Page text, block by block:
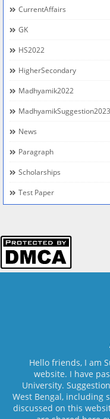
CurrentAffairs
GK
HS2022
HigherSecondary
Madhyamik2022
MadhyamikSuggestion2023
News
Paragraph
Scholarships
Test Paper
Hello friends, I am
website. I have
University.
West Bengal, including
discussed on this